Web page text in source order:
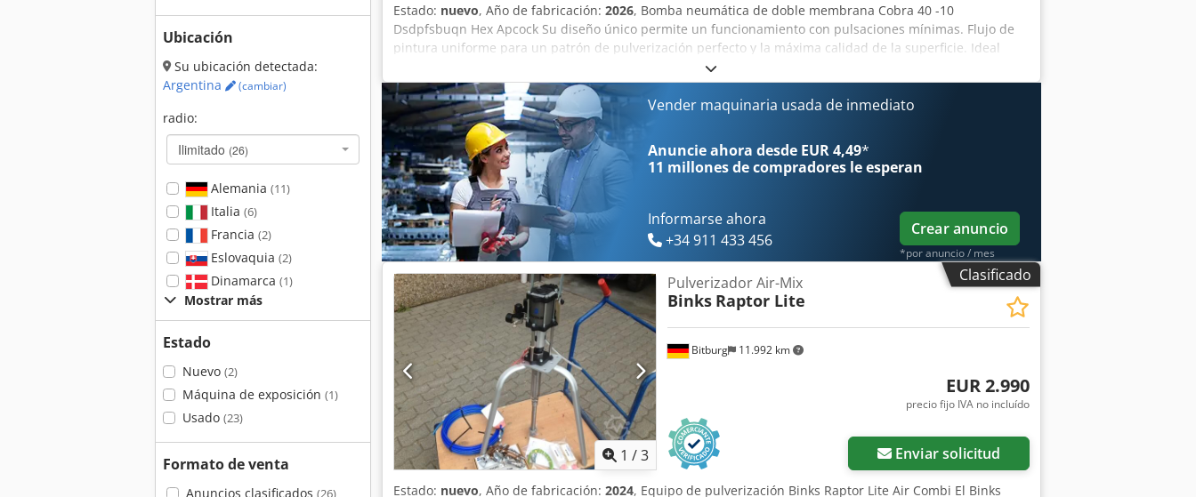
Ubicación
Su ubicación detectada:
Argentina
(cambiar)
radio:
Ilimitado (26)
Alemania (11)
Italia (6)
Francia (2)
Eslovaquia (2)
Dinamarca (1)
Mostrar más
Estado
Nuevo (2)
Máquina de exposición (1)
Usado (23)
Formato de venta
Anuncios clasificados (26)
Estado: nuevo, Año de fabricación: 2026, Bomba neumática de doble membrana Cobra 40 -10
Dsdpfsbuqn Hex Apcock Su diseño único permite un funcionamiento con pulsaciones mínimas. Flujo de
pintura uniforme para un patrón de pulverización perfecto y la máxima calidad de la superficie. Ideal
para el procesamiento de materiales sensibles al cizallamiento y a la humedad. Fuerzas de cizallamiento
mínimas, ideal para el procesamiento de, por ejemplo, pinturas UV. Ideal para el procesamiento de
pequeñas cantidades de material y para cambios frecuentes de color. Alcance del suministro: unidad
base sobre estructura, manguera doble HD de 7,5 m, depósito superior de 5 l Ex, pistola AirCoat AC 4600
Professional, incluyendo boquilla de aire roja y soporte, boquilla Air Coat ACF 3000 11/40. Datos técnicos:
Relación de transmisión: 40:1 Caudal por doble ciclo: 10 cm³ Caudal a 200 dobles ciclos: 2 l/min Presión
máxima de funcionamiento: 250 bar Peso: 23 kg Ubicación: 54634 Bitburg A precio especial, disponible de
inmediato.
Vender maquinaria usada de inmediato
Anuncie ahora desde EUR 4,49*
11 millones de compradores le esperan
Informarse ahora
+34 911 433 456
Crear anuncio
*por anuncio / mes
Clasificado
1 /3
Bitburg 11.992 km
Pulverizador Air-Mix
Binks Raptor Lite
EUR 2.990
precio fijo IVA no incluído
Enviar solicitud
Estado: nuevo, Año de fabricación: 2024, Equipo de pulverización Binks Raptor Lite Air Combi El Binks